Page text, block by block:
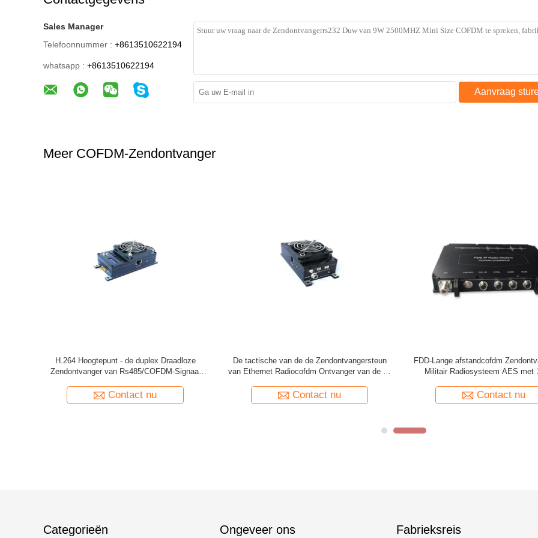
Sales Manager
Telefoonnummer : +8613510622194
whatsapp : +8613510622194
Aanvraag
Meer COFDM-Zendontvanger
De Radiozendontvanger van COFDM Ethernet
RS232, de Draadloze HD Zendontvanger van
Contact nu
Zendontvanger de over lange afstand van TDD
COFDM met Perfecte Totstandbrenging In real
Contact nu
Volledig - duplexsignaal Één van
H.264 COFDM
Contact nu
Categorieën Ongeveer ons Fabrieksreis